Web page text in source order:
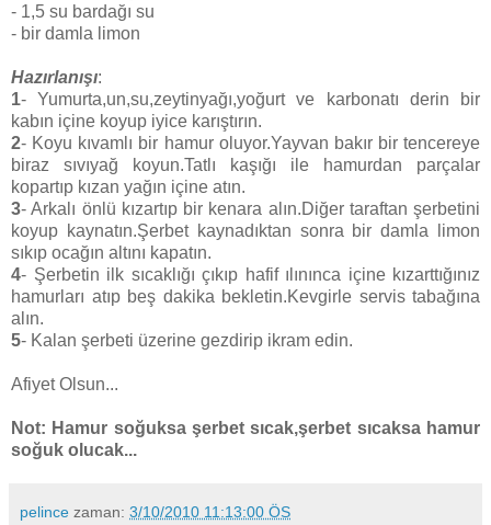
- 1,5 su bardağı su
- bir damla limon
Hazırlanışı:
1- Yumurta,un,su,zeytinyağı,yoğurt ve karbonatı derin bir
kabın içine koyup iyice karıştırın.
2- Koyu kıvamlı bir hamur oluyor.Yayvan bakır bir tencereye
biraz sıvıyağ koyun.Tatlı kaşığı ile hamurdan parçalar
kopartıp kızan yağın içine atın.
3- Arkalı önlü kızartıp bir kenara alın.Diğer taraftan şerbetini
koyup kaynatın.Şerbet kaynadıktan sonra bir damla limon
sıkıp ocağın altını kapatın.
4- Şerbetin ilk sıcaklığı çıkıp hafif ılınınca içine kızarttığınız
hamurları atıp beş dakika bekletin.Kevgirle servis tabağına
alın.
5- Kalan şerbeti üzerine gezdirip ikram edin.
Afiyet Olsun...
Not: Hamur soğuksa şerbet sıcak,şerbet sıcaksa hamur
soğuk olucak...
pelince zaman: 3/10/2010 11:13:00 ÖS